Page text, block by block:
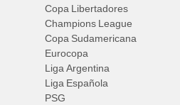
Copa Libertadores
Champions League
Copa Sudamericana
Eurocopa
Liga Argentina
Liga Española
PSG